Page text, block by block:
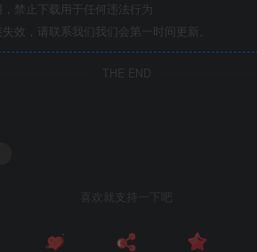
禁止下载用于任何违法行为
效，请联系我们我们会第一时间更新。
THE END
喜欢就支持一下吧